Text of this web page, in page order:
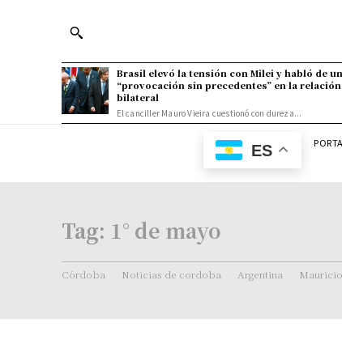
Brasil elevó la tensión con Milei y habló de
“provocación sin precedentes” en la relación
bilateral
El canciller Mauro Vieira cuestionó con dureza...
ES
Tag: 1° de mayo
Córdoba Noticias de cordoba Argentina